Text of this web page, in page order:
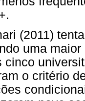
(2011)
uma
cinco
o critério